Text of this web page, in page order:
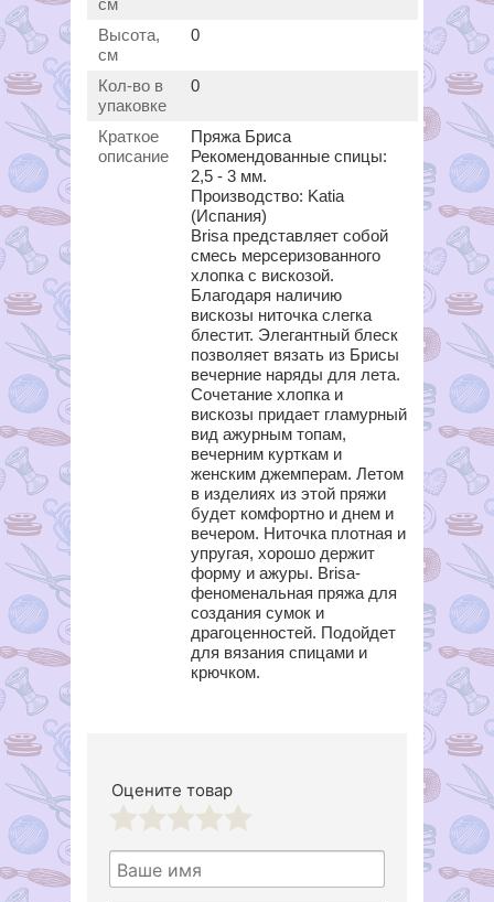
см
Высота,
см
0
Кол-во в
упаковке
0
Краткое
описание
Пряжа Бриса
Рекомендованные спицы:
2,5 - 3 мм.
Производство: Katia
(Испания)
Brisa представляет собой
смесь мерсеризованного
хлопка с вискозой.
Благодаря наличию
вискозы ниточка слегка
блестит. Элегантный блеск
позволяет вязать из Брисы
вечерние наряды для лета.
Сочетание хлопка и
вискозы придает гламурный
вид ажурным топам,
вечерним курткам и
женским джемперам. Летом
в изделиях из этой пряжи
будет комфортно и днем и
вечером. Ниточка плотная и
упругая, хорошо держит
форму и ажуры. Brisa-
феноменальная пряжа для
создания сумок и
драгоценностей. Подойдет
для вязания спицами и
крючком.
Оцените товар